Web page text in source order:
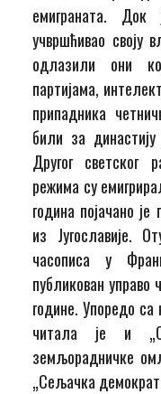
емиграната. Док
учвршћивао своју
одлазили они
партијама,
припадника
били за
Другог светског
режима су
година појачано
из Југославије.
часописа у
публикован
године. Упоредо са
читала је и
земљорадничке
„Сељачка